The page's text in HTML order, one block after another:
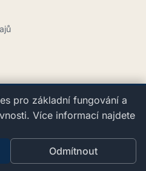
Neposkytujeme
Nejsme
spotřebitelského úvěru.
finanční ani právní poradenství.
pro základní fungování a
Více informací najdete
Odmítnout